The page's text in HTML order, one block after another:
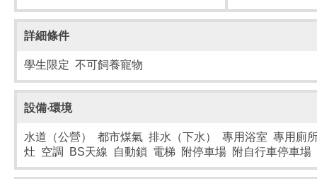
詳細條件
學生限定 不可飼養寵物
設備‧環境
水道（公營） 都市煤氣 排水（下水） 專用浴室 專用廁
灶 空調 BS天線 自動鎖 電梯 附停車場 附自行車停車場